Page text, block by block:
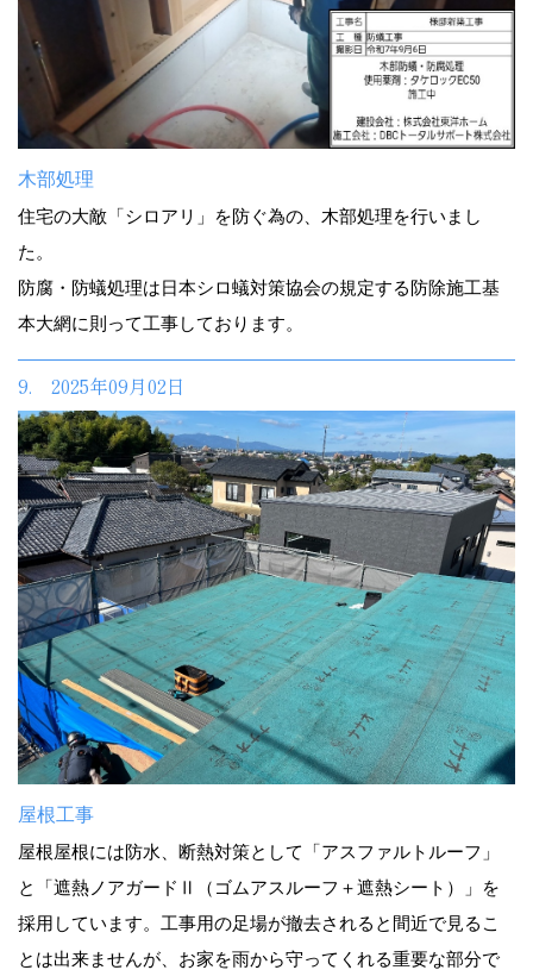
木部処理
住宅の大敵「シロアリ」を防ぐ為の、木部処理を行いまし
た。
防腐・防蟻処理は日本シロ蟻対策協会の規定する防除施工基
本大網に則って工事しております。
9. 2025年09月02日
屋根工事
屋根屋根には防水、断熱対策として「アスファルトルーフ」
と「遮熱ノアガードⅡ（ゴムアスルーフ＋遮熱シート）」を
採用しています。工事用の足場が撤去されると間近で見るこ
とは出来ませんが、お家を雨から守ってくれる重要な部分で